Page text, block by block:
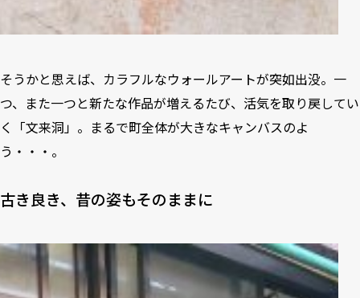
そうかと思えば、カラフルなウォールアートが突如出没。一
つ、また一つと新たな作品が増えるたび、活気を取り戻してい
く「文来洞」。まるで町全体が大きなキャンバスのよ
う・・・。
古き良き、昔の姿もそのままに